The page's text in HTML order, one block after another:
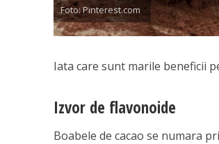
Foto: Pinterest.com
Iata care sunt marile beneficii
Izvor de flavonoide
Boabele de cacao se numara